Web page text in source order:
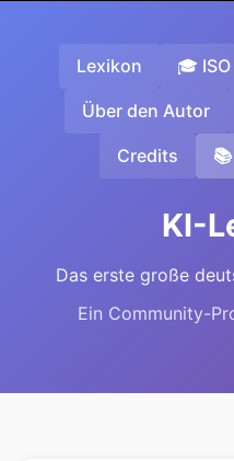
Lexikon 🎓
Über den Autor
Credits
KI-
Das erste große
Ein Community-